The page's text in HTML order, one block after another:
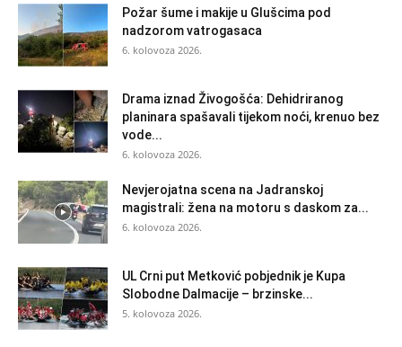
Požar šume i makije u Glušcima pod
nadzorom vatrogasaca
6. kolovoza 2026.
Drama iznad Živogošća: Dehidriranog
planinara spašavali tijekom noći, krenuo bez
vode...
6. kolovoza 2026.
Nevjerojatna scena na Jadranskoj
magistrali: žena na motoru s daskom za...
6. kolovoza 2026.
UL Crni put Metković pobjednik je Kupa
Slobodne Dalmacije – brzinske...
5. kolovoza 2026.